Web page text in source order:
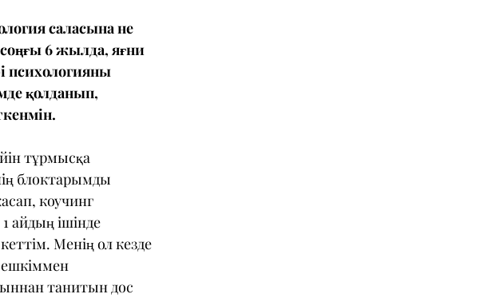
саласына не
6 жылда, яғни
психологияны
қолданып,
тұрмысқа
блоктарымды
коучинг
айдың ішінде
Менің ол кезде
ешкіммен
танитын дос